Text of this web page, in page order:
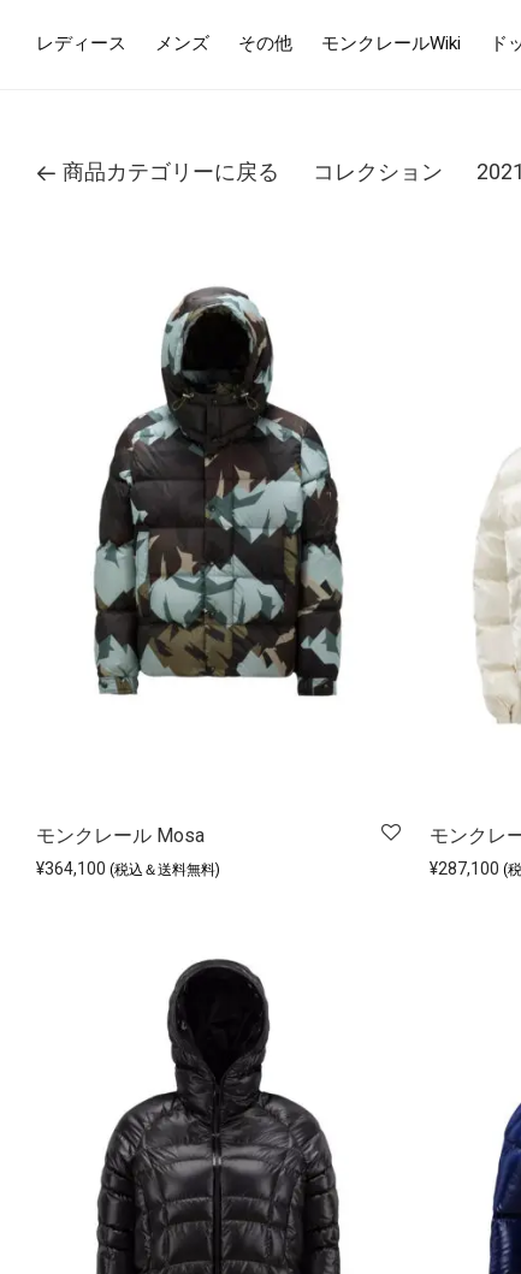
レディース メンズ その他 モンクレールWiki ド
商品カテゴリーに戻る コレクション
モンクレール Mosa
¥364,100 (税込＆送料無料)
モンクレ
¥287,100 (